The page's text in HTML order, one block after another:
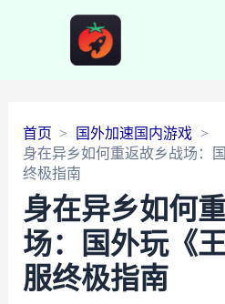
首页
国外加速国内游戏
身在异乡如何重返故乡战场：
终极指南
身在异乡如何
场：国外玩《
服终极指南